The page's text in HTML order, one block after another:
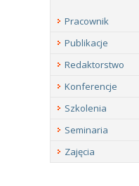
Pracownik
Publikacje
Redaktorstwo
Konferencje
Szkolenia
Seminaria
Zajęcia